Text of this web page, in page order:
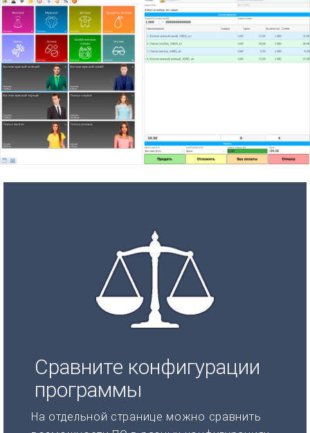
Сравните конфигурации
программы
На отдельной странице можно сравнить